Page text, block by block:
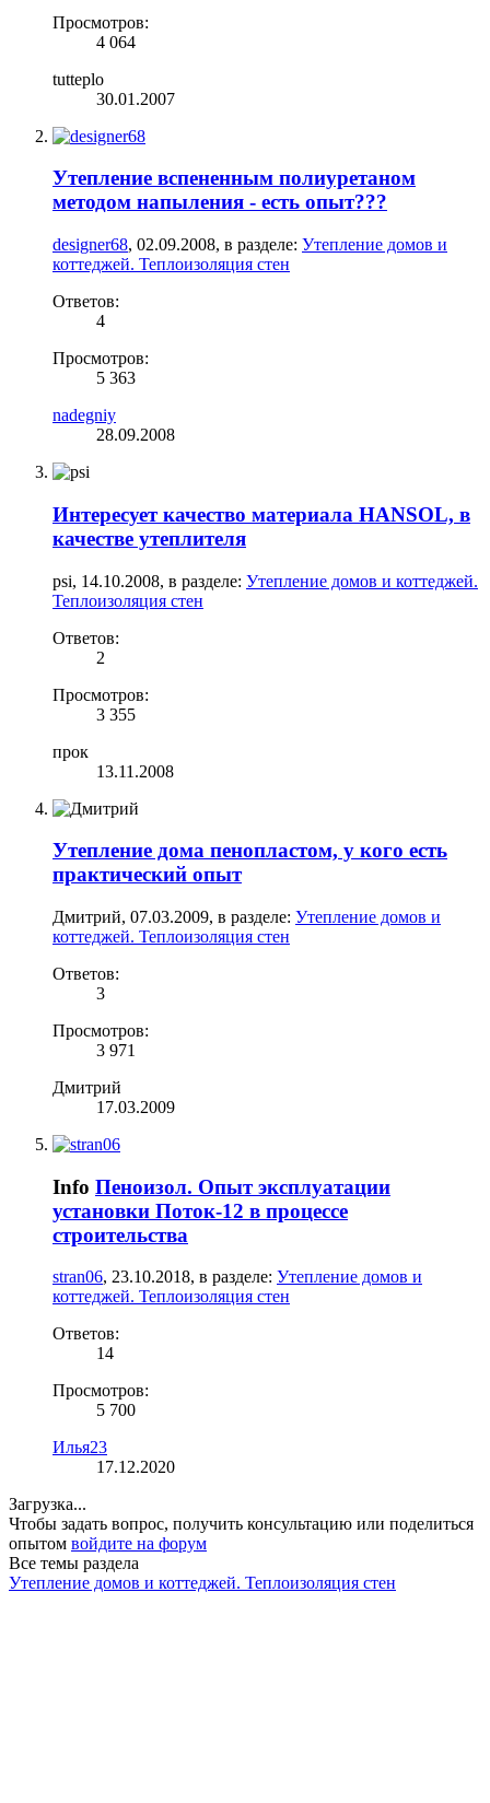
Просмотров:
4 064
tutteplo
30.01.2007
Утепление вспененным полиуретаном
методом напыления - есть опыт???
designer68, 02.09.2008, в разделе: Утепление домов и
коттеджей. Теплоизоляция стен
Ответов:
4
Просмотров:
5 363
nadegniy
28.09.2008
Интересует качество материала HANSOL, в
качестве утеплителя
psi, 14.10.2008, в разделе: Утепление домов и коттеджей.
Теплоизоляция стен
Ответов:
2
Просмотров:
3 355
прок
13.11.2008
Утепление дома пенопластом, у кого есть
практический опыт
Дмитрий, 07.03.2009, в разделе: Утепление домов и
коттеджей. Теплоизоляция стен
Ответов:
3
Просмотров:
3 971
Дмитрий
17.03.2009
Info Пеноизол. Опыт эксплуатации
установки Поток-12 в процессе
строительства
stran06, 23.10.2018, в разделе: Утепление домов и
коттеджей. Теплоизоляция стен
Ответов:
14
Просмотров:
5 700
Илья23
17.12.2020
Загрузка...
Чтобы задать вопрос, получить консультацию или поделиться
опытом войдите на форум
Все темы раздела
Утепление домов и коттеджей. Теплоизоляция стен